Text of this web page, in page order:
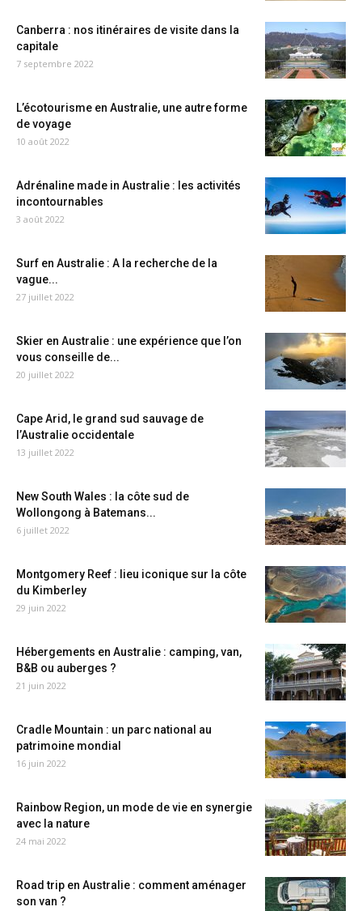
Canberra : nos itinéraires de visite dans la
capitale
7 septembre 2022
L’écotourisme en Australie, une autre forme
de voyage
10 août 2022
Adrénaline made in Australie : les activités
incontournables
3 août 2022
Surf en Australie : A la recherche de la
vague...
27 juillet 2022
Skier en Australie : une expérience que l’on
vous conseille de...
20 juillet 2022
Cape Arid, le grand sud sauvage de
l’Australie occidentale
13 juillet 2022
New South Wales : la côte sud de
Wollongong à Batemans...
6 juillet 2022
Montgomery Reef : lieu iconique sur la côte
du Kimberley
29 juin 2022
Hébergements en Australie : camping, van,
B&B ou auberges ?
21 juin 2022
Cradle Mountain : un parc national au
patrimoine mondial
16 juin 2022
Rainbow Region, un mode de vie en synergie
avec la nature
24 mai 2022
Road trip en Australie : comment aménager
son van ?